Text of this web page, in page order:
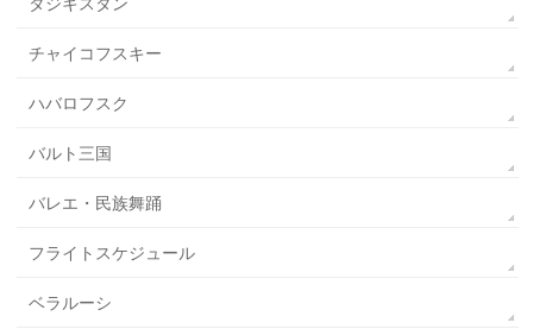
チャイコフスキー
ハバロフスク
バルト三国
バレエ・民族舞踊
フライトスケジュール
ベラルーシ